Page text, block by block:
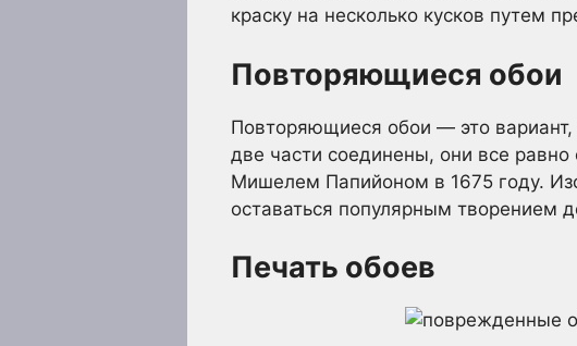
краску на несколько кусков путем
Повторяющиеся обои
Повторяющиеся обои — это
две части соединены, они все
Мишелем Папийоном в 1675 году.
оставаться популярным творением
Печать обоев